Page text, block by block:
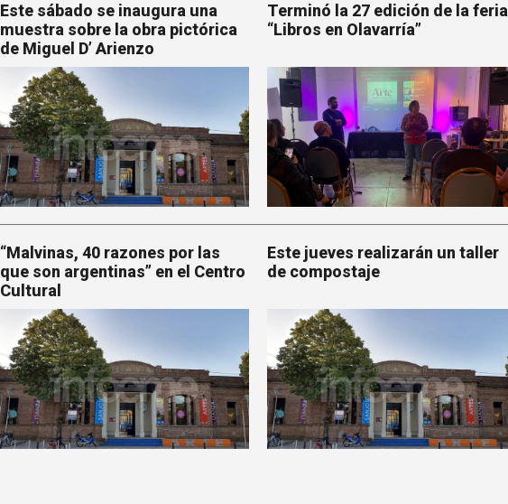
Este sábado se inaugura una
muestra sobre la obra pictórica
de Miguel D’ Arienzo
Terminó la 27 edición de la feria
“Libros en Olavarría”
“Malvinas, 40 razones por las
que son argentinas” en el Centro
Cultural
Este jueves realizarán un taller
de compostaje